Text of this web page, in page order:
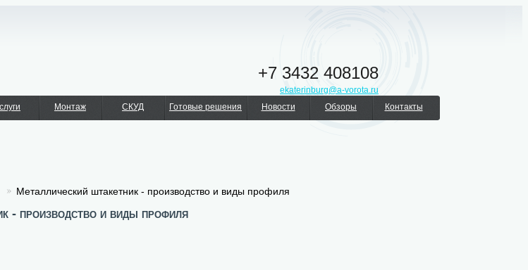
+7 3432 408108
ekaterinburg@a-vorota.ru
Монтаж СКУД Готовые решения Новости Обзоры Контакты
Металлический штакетник - производство и виды профиля
- производство и виды профиля